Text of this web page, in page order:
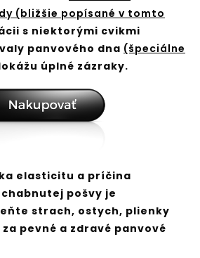
(bližšie popísané v tomto
s niektorými cvikmi
panvového dna (špeciálne
úplné zázraky.
elasticitu a príčina
pošvy je
strach, ostych, plienky
pevné a zdravé panvové